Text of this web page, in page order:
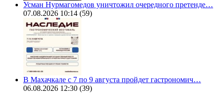
Усман Нурмагомедов уничтожил очередного претенде…
07.08.2026 10:14 (59)
В Махачкале с 7 по 9 августа пройдет гастрономич…
06.08.2026 12:30 (39)